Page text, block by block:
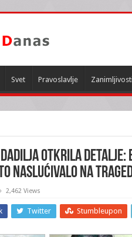
Svet Pravoslavlje Zanimljivosti
DADILJA OTKRILA
naslućivalo na
2,462 Views
Twitter Stumbleupon